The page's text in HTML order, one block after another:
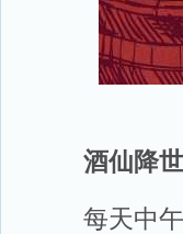
酒仙降世
每天中午